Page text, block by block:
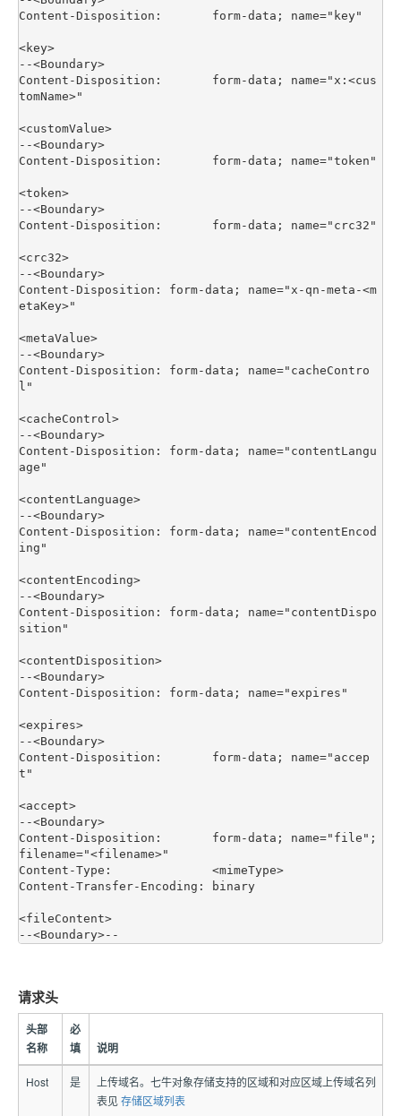
Content-Disposition:       form-data; name="key"
<key>
--<Boundary>
Content-Disposition:       form-data; name="x:<cus
tomName>"
<customValue>
--<Boundary>
Content-Disposition:       form-data; name="token"
<token>
--<Boundary>
Content-Disposition:       form-data; name="crc32"
<crc32>
--<Boundary>
Content-Disposition: form-data; name="x-qn-meta-<m
etaKey>"
<metaValue>
--<Boundary>
Content-Disposition: form-data; name="cacheContro
l"
<cacheControl>
--<Boundary>
Content-Disposition: form-data; name="contentLangu
age"
<contentLanguage>
--<Boundary>
Content-Disposition: form-data; name="contentEncod
ing"
<contentEncoding>
--<Boundary>
Content-Disposition: form-data; name="contentDispo
sition"
<contentDisposition>
--<Boundary>
Content-Disposition: form-data; name="expires"
<expires>
--<Boundary>
Content-Disposition:       form-data; name="accep
t"
<accept>
--<Boundary>
Content-Disposition:       form-data; name="file";
filename="<filename>"
Content-Type:              <mimeType>
Content-Transfer-Encoding: binary
<fileContent>
请求头
头部
名称
必
填
说明
Host 是 上传域名。 七牛对象存储支持的区域和对应区域上传域名列
表见存储区域列表